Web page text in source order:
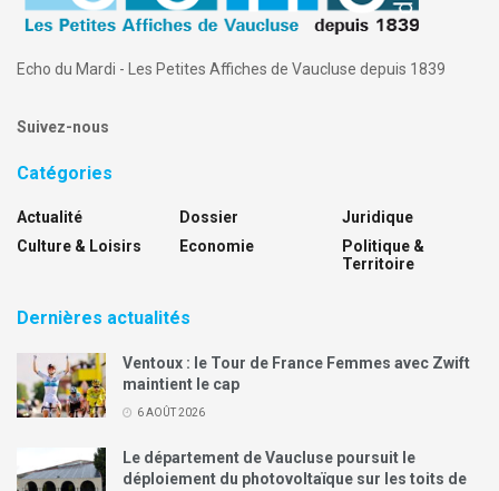
Echo du Mardi - Les Petites Affiches de Vaucluse depuis 1839
Suivez-nous
Catégories
Actualité
Culture & Loisirs
Dossier
Economie
Juridique
Politique &
Territoire
Dernières actualités
Ventoux : le Tour de France Femmes avec Zwift
maintient le cap
6 AOÛT 2026
Le département de Vaucluse poursuit le
déploiement du photovoltaïque sur les toits de